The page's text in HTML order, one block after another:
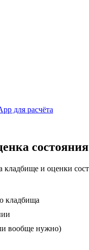
для расчёта
и оценки
кладбища
вообще нужно)